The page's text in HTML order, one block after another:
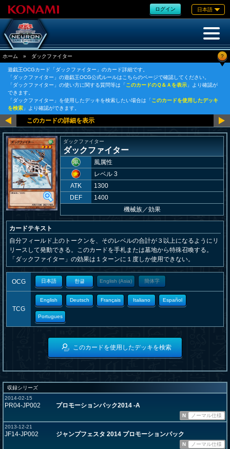
ログイン 日本語
ホーム » ダックファイター ?
遊戯王OCGカード「ダックファイター」のカード詳細です。
「ダックファイター」の遊戯王OCG公式ルールはこちらのページで確認してください。
「ダックファイター」の使い方に関する質問等は「このカードのＱ＆Ａを表示 」より確認が
できます。
「ダックファイター」を使用したデッキを検索したい場合は「このカードを使用したデッキ
を検索 」より確認ができます。
ダックファイター
ダックファイター
風属性
レベル 3
ATK
1300
DEF
1400
機械族／効果
カードテキスト
自分フィールド上のトークンを、そのレベルの合計が３以上になるようにリ
リースして発動できる。このカードを手札または墓地から特殊召喚する。
「ダックファイター」の効果は１ターンに１度しか使用できない。
OCG 日本語 한글 English (Asia) 簡体字
TCG
English Deutsch Français Italiano Español
Portugues
このカードを使用したデッキを検索
収録シリーズ
2014-02-15
PR04-JP002 プロモーションパック2014 -A
N
ノーマル仕様
2013-12-21
JF14-JP002 ジャンプフェスタ 2014 プロモーションパック
N
ノーマル仕様